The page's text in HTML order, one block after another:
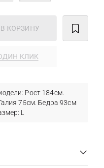
КОРЗИНУ
КЛИК
Рост 184см.
75см. Бедра 93см
L